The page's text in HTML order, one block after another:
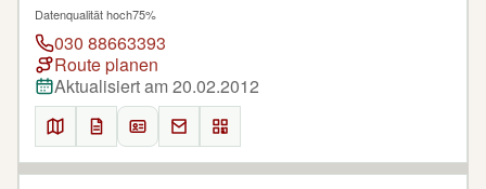
Datenqualität hoch75%
030 88663393
Route planen
Aktualisiert am 20.02.2012